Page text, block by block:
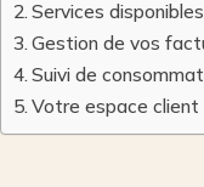
Services
Gestion de vos
Suivi de
Votre espace client